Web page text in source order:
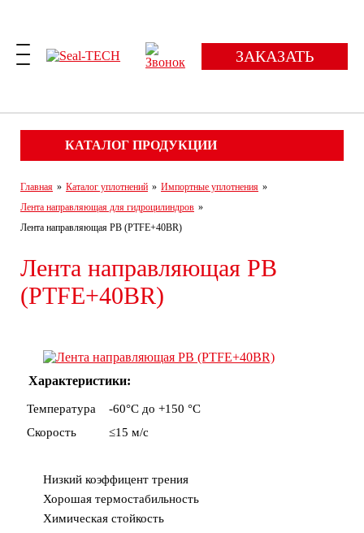
ЗАКАЗАТЬ
КАТАЛОГ ПРОДУКЦИИ
Главная » Каталог уплотнений » Импортные уплотнения »
Лента направляющая для гидроцилиндров »
Лента направляющая PB (PTFE+40BR)
Лента направляющая PB
(PTFE+40BR)
Характеристики:
Температура
-60°C до +150 °C
Скорость
≤15 м/с
Низкий коэффицент трения
Хорошая термостабильность
Химическая стойкость